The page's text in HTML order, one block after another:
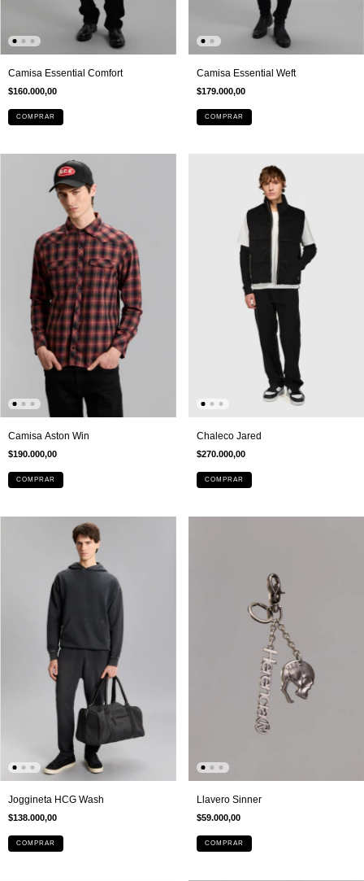
Camisa Essential Comfort
$160.000,00
COMPRAR
Camisa Essential Weft
$179.000,00
COMPRAR
Camisa Aston Win
$190.000,00
COMPRAR
Chaleco Jared
$270.000,00
COMPRAR
Joggineta HCG Wash
$138.000,00
COMPRAR
Llavero Sinner
$59.000,00
COMPRAR